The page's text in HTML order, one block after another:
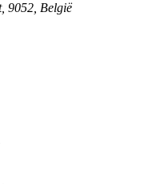
, 9052, België